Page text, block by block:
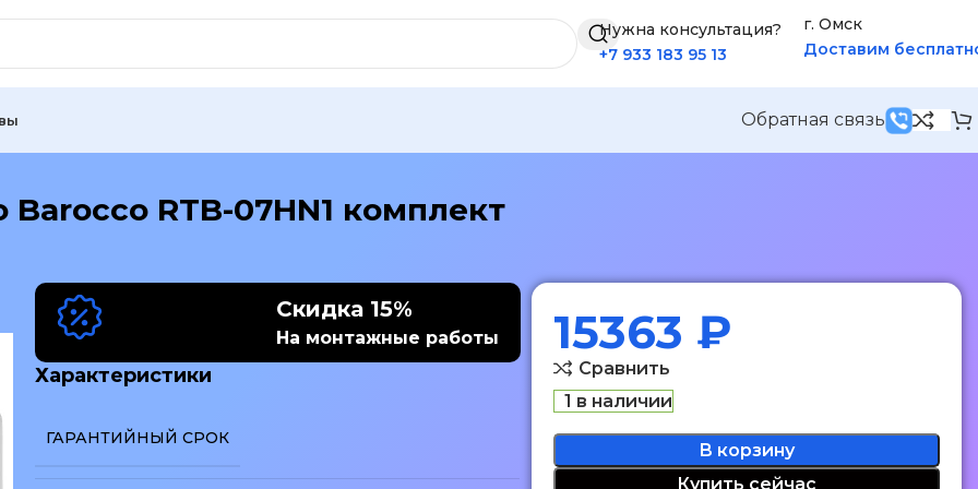
Нужна консультация?
+7 933 183 95 13
г. Омск
Доставим
Обратная связь
RTB-07HN1 комплект
Скидка 15%
На монтажные работы
Характеристики
ГАРАНТИЙНЫЙ СРОК
15363 ₽
Сравнить
1 в наличии
В корзину
Купить сейчас